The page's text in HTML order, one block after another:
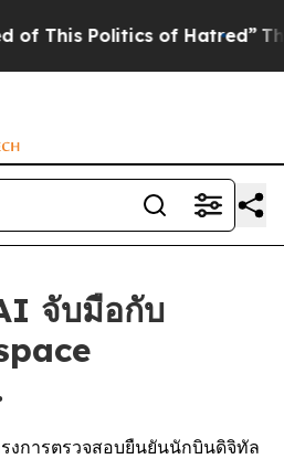
Politics of Hatred” The Story
จับมือกับ
งการตรวจสอบยืนยันนักบินดิจิทัล